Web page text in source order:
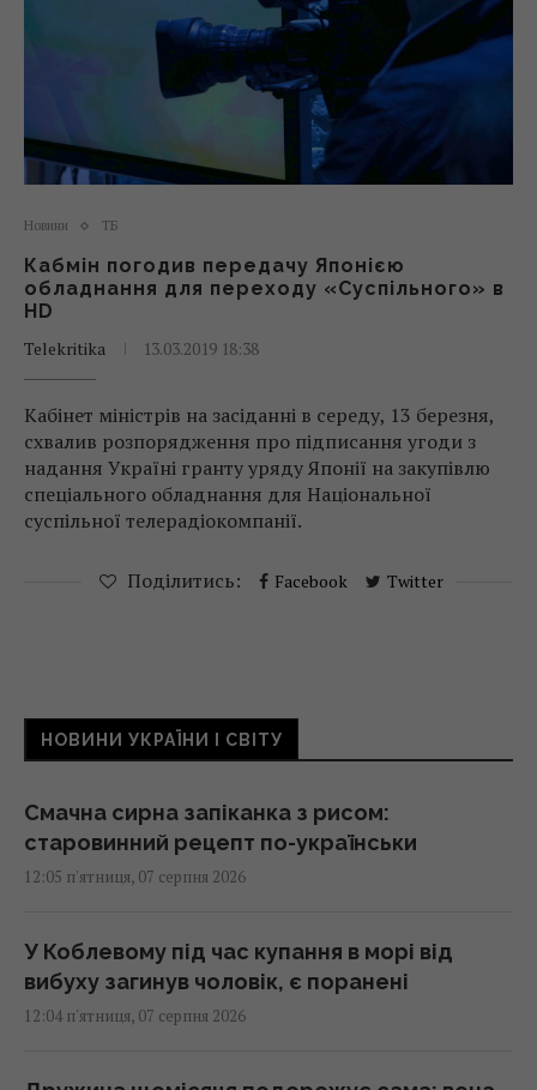
Новини ТБ
Кабмін погодив передачу Японією
обладнання для переходу «Суспільного» в
HD
Telekritika
13.03.2019 18:38
Кабінет міністрів на засіданні в середу, 13 березня,
схвалив розпорядження про підписання угоди з
надання Україні гранту уряду Японії на закупівлю
спеціального обладнання для Національної
суспільної телерадіокомпанії.
Поділитись: Facebook Twitter
НОВИНИ УКРАЇНИ І СВІТУ
Смачна сирна запіканка з рисом:
старовинний рецепт по-українськи
12:05 п'ятниця, 07 серпня 2026
У Коблевому під час купання в морі від
вибуху загинув чоловік, є поранені
12:04 п'ятниця, 07 серпня 2026